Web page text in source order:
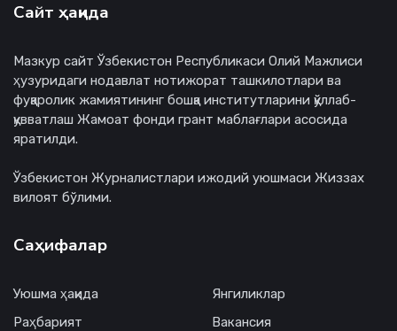
Сайт ҳақида
Мазкур сайт Ўзбекистон Республикаси Олий Мажлиси
ҳузуридаги нодавлат нотижорат ташкилотлари ва
фуқаролик жамиятининг бошқа институтларини қўллаб-
қувватлаш Жамоат фонди грант маблағлари асосида
яратилди.
Ўзбекистон Журналистлари ижодий уюшмаси Жиззах
вилоят бўлими.
Саҳифалар
Уюшма ҳақида
Раҳбарият
Янгиликлар
Вакансия